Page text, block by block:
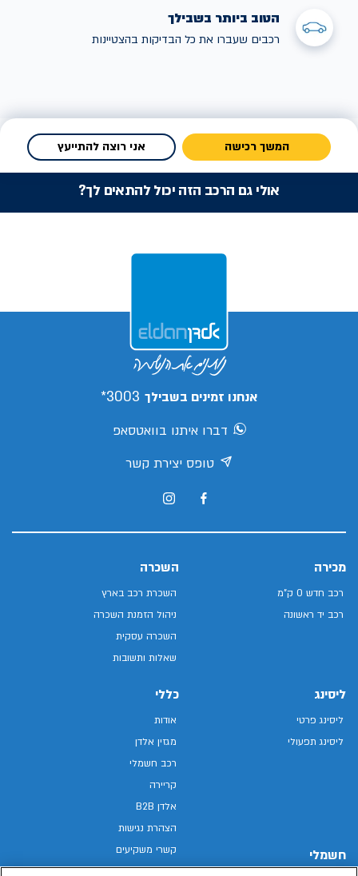
הטוב ביותר בשבילך
רכבים שעברו את כל הבדיקות בהצטיינות
המשך רכישה אני רוצה להתייעץ
אולי גם הרכב הזה יכול להתאים לך?
אנחנו זמינים בשבילך 3003*
דברו איתנו בוואטסאפ
טופס יצירת קשר
מכירה
רכב חדש 0 ק"מ
רכב יד ראשונה
השכרה
השכרת רכב בארץ
ניהול הזמנת השכרה
השכרה עסקית
שאלות ותשובות
ליסינג
ליסינג פרטי
ליסינג תפעולי
חשמלי
כללי
אודות
מגזין אלדן
רכב חשמלי
קריירה
אלדן B2B
הצהרת נגישות
קשרי משקיעים
מפת האתר